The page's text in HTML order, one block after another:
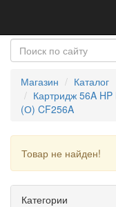
Магазин
Каталог
Картридж 56A
(О) CF256A
Товар не найден!
Категории